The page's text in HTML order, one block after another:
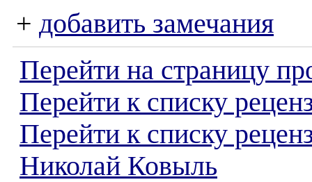
+ добавить замечания
Перейти на страницу
Перейти к списку
Перейти к списку
Николай Ковыль